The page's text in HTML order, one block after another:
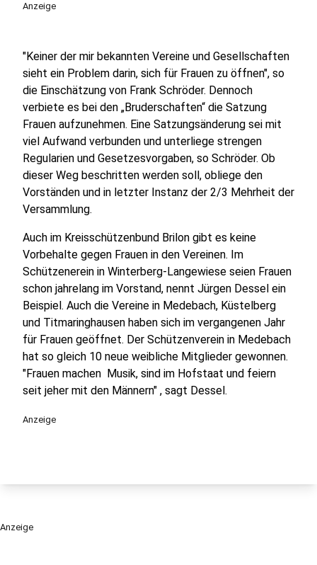
Anzeige
"Keiner der mir bekannten Vereine und Gesellschaften
sieht ein Problem darin, sich für Frauen zu öffnen", so
die Einschätzung von Frank Schröder. Dennoch
verbiete es bei den „Bruderschaften“ die Satzung
Frauen aufzunehmen. Eine Satzungsänderung sei mit
viel Aufwand verbunden und unterliege strengen
Regularien und Gesetzesvorgaben, so Schröder. Ob
dieser Weg beschritten werden soll, obliege den
Vorständen und in letzter Instanz der 2/3 Mehrheit der
Versammlung.
Auch im Kreisschützenbund Brilon gibt es keine
Vorbehalte gegen Frauen in den Vereinen. Im
Schützenerein in Winterberg-Langewiese seien Frauen
schon jahrelang im Vorstand, nennt Jürgen Dessel ein
Beispiel. Auch die Vereine in Medebach, Küstelberg
und Titmaringhausen haben sich im vergangenen Jahr
für Frauen geöffnet. Der Schützenverein in Medebach
hat so gleich 10 neue weibliche Mitglieder gewonnen.
"Frauen machen Musik, sind im Hofstaat und feiern
seit jeher mit den Männern" , sagt Dessel.
Anzeige
Anzeige